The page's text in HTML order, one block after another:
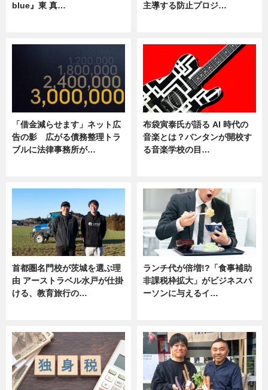
blue』東 真…
主導する防止プロジ…
「借金減らせます」ネット広
告の影 広がる債務整理トラ
ブルに法律事務所が…
布袋寅泰氏が語る AI 時代の
音楽とは？バンタンが開校す
る音楽学校の目…
首都圏名門校が茨城を選ぶ理
由 アーストラベル水戸が仕掛
ける、教育旅行の…
ランチ代が倍増!?「食事補助
非課税枠拡大」がビジネスパ
ーソンに与えるイ…